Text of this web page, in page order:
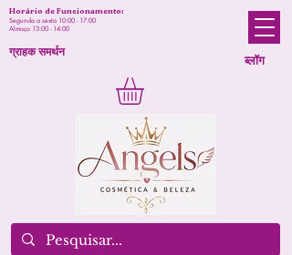
ब्लॉग
Horário de Funcionamento:
Segunda a sexta 10:00 - 17:00
Almoço 13:00 - 14:00
ग्राहक समर्थन